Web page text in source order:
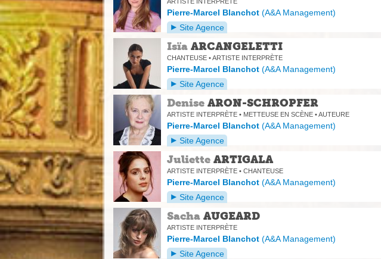
Pierre-Marcel Blanchot (A&A Management)
Site Agence
Isïa ARCANGELETTI
CHANTEUSE • ARTISTE INTERPRÈTE
Pierre-Marcel Blanchot (A&A Management)
Site Agence
Denise ARON-SCHROPFER
ARTISTE INTERPRÈTE • METTEUSE EN SCÈNE • AUTEURE
Pierre-Marcel Blanchot (A&A Management)
Site Agence
Juliette ARTIGALA
ARTISTE INTERPRÈTE • CHANTEUSE
Pierre-Marcel Blanchot (A&A Management)
Site Agence
Sacha AUGEARD
ARTISTE INTERPRÈTE
Pierre-Marcel Blanchot (A&A Management)
Site Agence